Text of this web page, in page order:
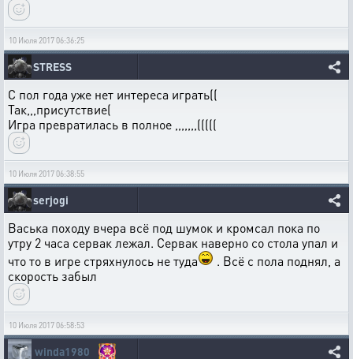
10 Июля 2017 06:36:25
STRESS
С пол года уже нет интереса играть((
Так,,,присутствие(
Игра превратилась в полное ,,,,,,,(((((
10 Июля 2017 06:38:55
serjogi
Васька походу вчера всё под шумок и кромсал пока по
утру 2 часа сервак лежал. Сервак наверно со стола упал и
что то в игре стряхнулось не туда
. Всё с пола поднял, а
скорость забыл
10 Июля 2017 06:58:53
winda1980